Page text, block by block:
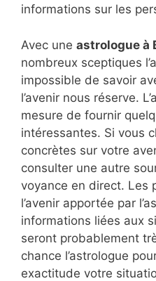
informations sur les
Avec une astrologue à
nombreux sceptiques
impossible de savoir
l’avenir nous réserve.
mesure de fournir
intéressantes. Si vous
concrètes sur votre
consulter une autre
voyance en direct. Les
l’avenir apportée par
informations liées aux
seront probablement
chance l’astrologue
exactitude votre